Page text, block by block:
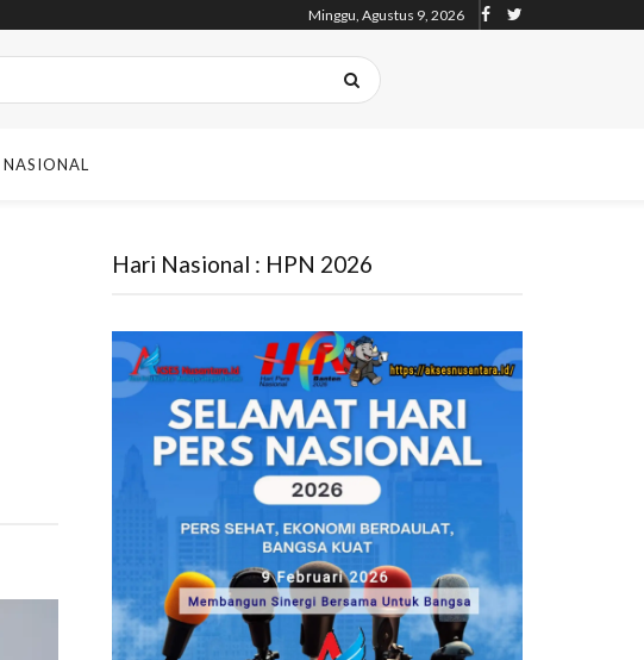
Minggu, Agustus 9, 2026
NASIONAL
Hari Nasional : HPN 2026